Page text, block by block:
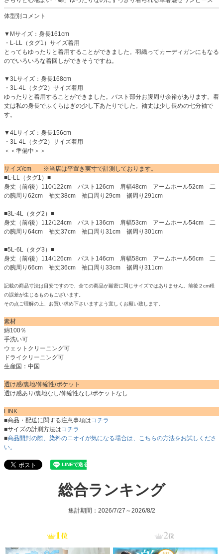
体型別コメント
▼Mサイズ：身長161cm
・L-LL（タグ1）サイズ着用
とってもゆったりと着用することができました。羽織ってカーディガンにもなる
のでいろいろな着回しができそうですね。
▼3Lサイズ：身長168cm
・3L-4L（タグ2）サイズ着用
ゆったりと着用することができました。バスト部分お腹周り余裕があります。着
丈は私の身長でふくらはぎの少し下あたりでした。袖丈は少し長めの七分袖で
す。
▼4Lサイズ：身長156cm
・3L-4L（タグ2）サイズ着用
＜＜準備中＞＞
サイズ/cm ※当店は平置き実寸で計測しております。
■L-LL（タグ1）■
身丈（前/後）110/122cm バスト126cm 肩幅48cm アームホール52cm 二
の腕周り62cm 袖丈38cm 袖口周り29cm 裾周り291cm
■3L-4L（タグ2）■
身丈（前/後）112/124cm バスト136cm 肩幅53cm アームホール54cm 二
の腕周り64cm 袖丈37cm 袖口周り31cm 裾周り301cm
■5L-6L（タグ3）■
身丈（前/後）114/126cm バスト146cm 肩幅58cm アームホール56cm 二
の腕周り66cm 袖丈36cm 袖口周り33cm 裾周り311cm
記載の商品寸法は目安ですので、全ての商品が厳密に同じサイズではありません。前後２cm程
の誤差が生じるものもございます。
その点ご理解の上、お買い求め下さいますよう宜しくお願い致します。
素材
綿100％
手洗い可
ウェットクリーニング可
ドライクリーニング可
生産国：中国
透け感/裏地/伸縮性/ポケット
透け感あり/裏地なし/伸縮性なし/ポケットなし
LINK
■商品・配送に関する注意事項はコチラ
■サイズの計測方法はコチラ
■商品開封の際、染料のニオイが気になる場合は、こちらの方法をお試しくださ
い。
総合ランキング
集計期間：2026/7/27～2026/8/2